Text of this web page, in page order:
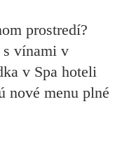
prostredí?
s vínami v
v Spa hoteli
nové menu plné